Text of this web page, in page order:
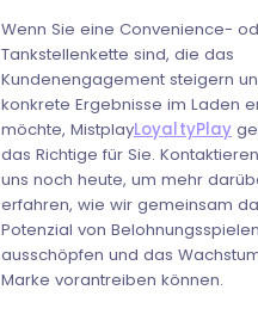
Wenn Sie eine Convenience-
Tankstellenkette sind, die das
Kundenengagement steigern
konkrete Ergebnisse im Laden
möchte, MistplayLoyaltyPlay
das Richtige für Sie.
uns noch heute, um mehr
erfahren, wie wir gemeinsam
Potenzial von Belohnungsspielen
ausschöpfen und das
Marke vorantreiben können.